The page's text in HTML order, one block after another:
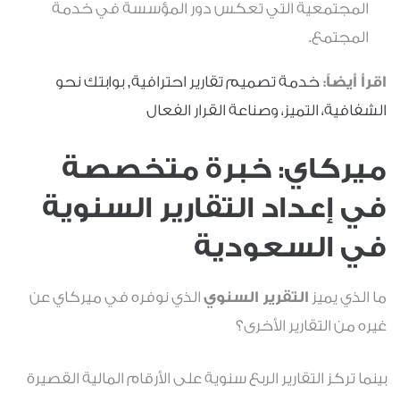
المجتمعية التي تعكس دور المؤسسة في خدمة
المجتمع.
اقرأ أيضاً: خدمة تصميم تقارير احترافية, بوابتك نحو
الشفافية، التميز، وصناعة القرار الفعال
ميركاي: خبرة متخصصة
في إعداد التقارير السنوية
في السعودية
ما الذي يميز التقرير السنوي الذي نوفره في ميركاي عن
غيره من التقارير الأخرى؟
بينما تركز التقارير الربع سنوية على الأرقام المالية القصيرة